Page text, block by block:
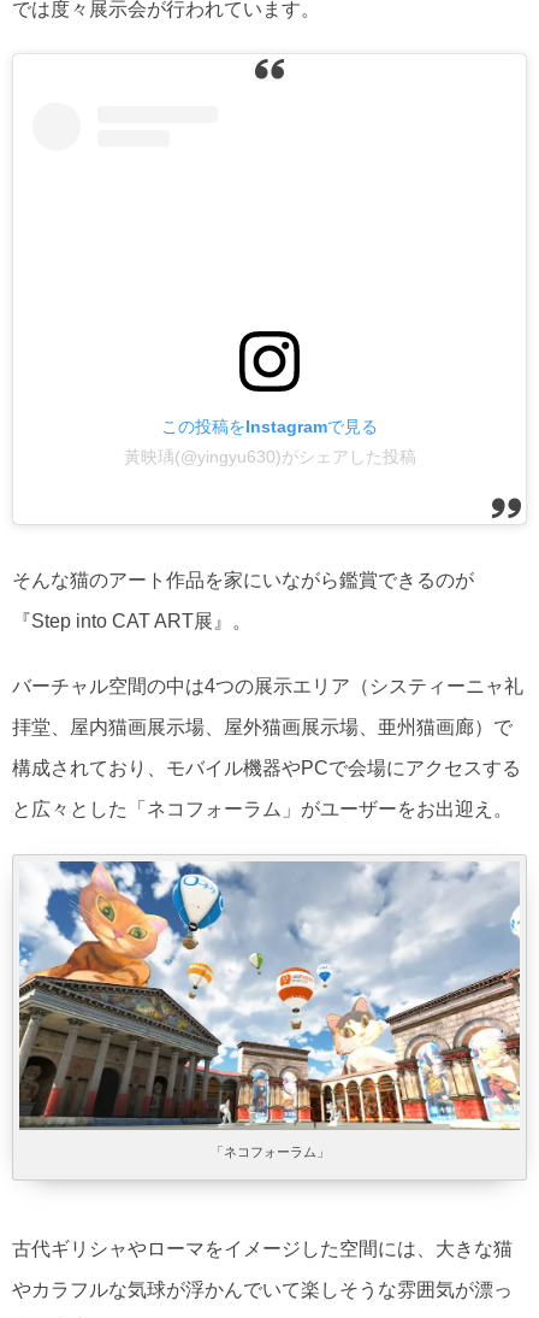
では度々展示会が行われています。
この投稿をInstagramで見る
黃映瑀(@yingyu630)がシェアした投稿
そんな猫のアート作品を家にいながら鑑賞できるのが
『Step into CAT ART展』。
バーチャル空間の中は4つの展示エリア（システィーニャ礼
拝堂、屋内猫画展示場、屋外猫画展示場、亜州猫画廊）で
構成されており、モバイル機器やPCで会場にアクセスする
と広々とした「ネコフォーラム」がユーザーをお出迎え。
「ネコフォーラム」
古代ギリシャやローマをイメージした空間には、大きな猫
やカラフルな気球が浮かんでいて楽しそうな雰囲気が漂っ